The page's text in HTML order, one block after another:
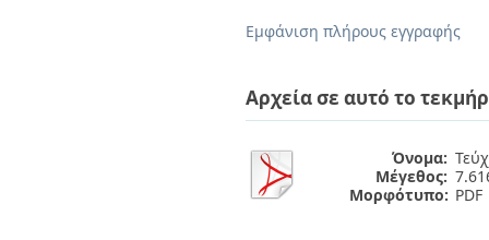
Εμφάνιση πλήρους εγγραφής
Αρχεία σε αυτό το
Όνομα:
Μέγεθος:
Μορφότυπο: PDF